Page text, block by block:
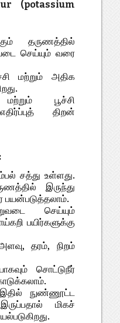
(potassium
தருணத்தில்
செய்யும் வரை
மற்றும் அதிக
பூச்சி
திறன்
சத்து உள்ளது.
இருந்து
பயன்படுத்தலாம்.
செய்யும்
பயிர்களுக்கு
தரம், நிறம்
சொட்டுநீர்
நுண்ணூட்ட
மிகச்